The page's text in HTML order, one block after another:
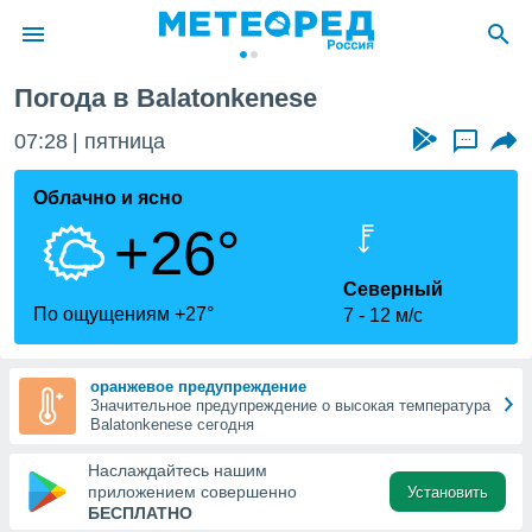
о
Вы можете
к этому
доступ
Погода в Balatonkenese
07:28 пятница ...
Облачно и ясно
+26°
По ощущениям +27°
Северный
7
12 м/с
оранжевое предупреждение
Значительное предупреждение о высокая температура
Balatonkenese сегодня
Наслаждайтесь нашим
приложением совершенно
БЕСПЛАТНО
Установить